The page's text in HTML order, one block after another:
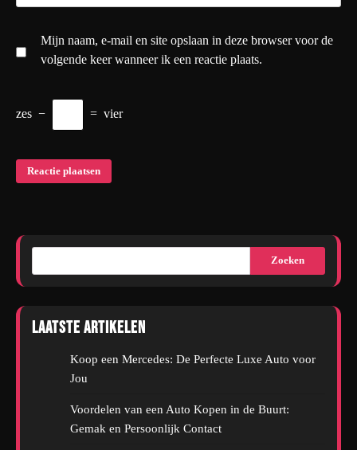
Mijn naam, e-mail en site opslaan in deze browser voor de
volgende keer wanneer ik een reactie plaats.
zes − = vier
Zoeken
Laatste artikelen
Koop een Mercedes: De Perfecte Luxe Auto voor
Jou
Voordelen van een Auto Kopen in de Buurt:
Gemak en Persoonlijk Contact